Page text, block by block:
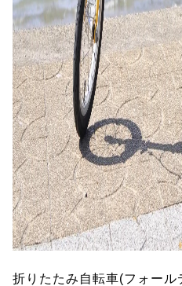
折りたたみ自転車(フォー